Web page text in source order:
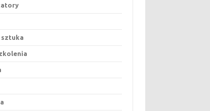
sztuka